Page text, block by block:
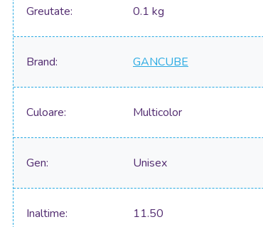
Greutate 0.1 kg
Brand GANCUBE
Culoare Multicolor
Gen Unisex
Inaltime 11.50